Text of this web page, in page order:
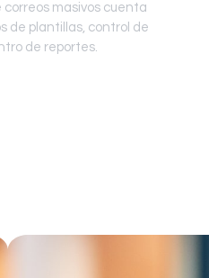
correos masivos cuenta
de plantillas, control de
de reportes.